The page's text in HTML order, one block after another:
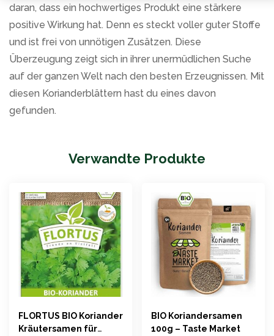
daran, dass ein hochwertiges Produkt eine stärkere
positive Wirkung hat. Denn es steckt voller guter Stoffe
und ist frei von unnötigen Zusätzen. Diese
Überzeugung zeigt sich in ihrer unermüdlichen Suche
auf der ganzen Welt nach den besten Erzeugnissen. Mit
diesen Korianderblättern hast du eines davon
gefunden.
Verwandte Produkte
FLORTUS BIO Koriander
Kräutersamen für
BIO Koriandersamen
100g – Taste Market